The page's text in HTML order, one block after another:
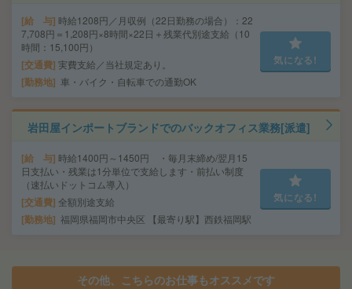
給 与 時給1208円／月収例（22日勤務の場合）：22
7,708円＝1,208円×8時間×22日＋残業代別途支給（10
時間：15,100円）
交通費 実費支給／当社規定あり。
勤務地 車・バイク・自転車での通勤OK
気になる!
岩田屋インポートブランドでのバックオフィス業務[派遣]
給 与 時給1400円～1450円 ・毎月末締め/翌月15
日支払い・残業は1分単位で支給します・前払い制度
（速払いドットコム導入）
交通費 全額別途支給
勤務地 福岡県福岡市中央区 【最寄り駅】西鉄福岡駅
気になる!
その他、こちらのお仕事もオススメです